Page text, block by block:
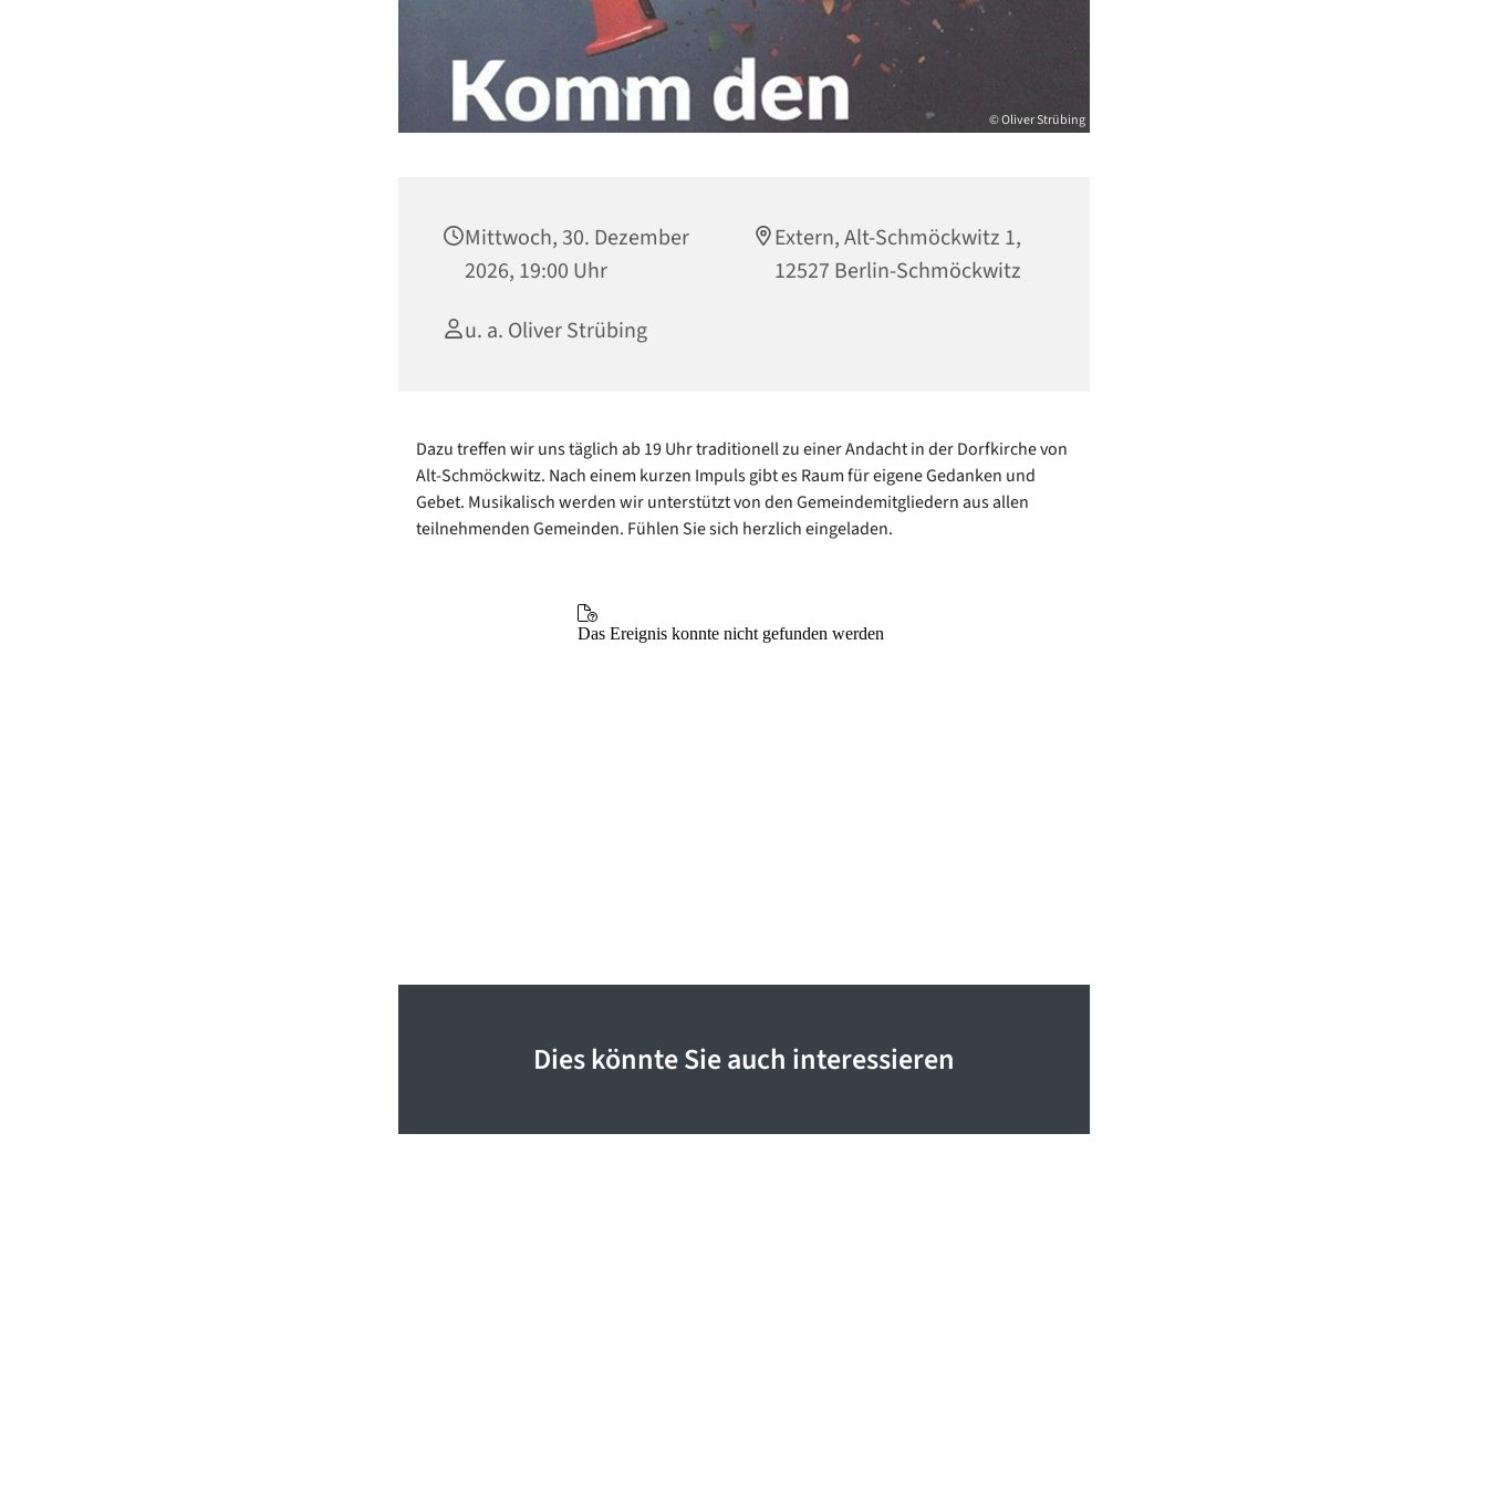
© Oliver Strübing
Mittwoch, 30. Dezember
2026, 19:00 Uhr
Extern, Alt-Schmöckwitz 1,
12527 Berlin-Schmöckwitz
u. a. Oliver Strübing
Dazu treffen wir uns täglich ab 19 Uhr traditionell zu einer Andacht in der Dorfkirche von
Alt-Schmöckwitz. Nach einem kurzen Impuls gibt es Raum für eigene Gedanken und
Gebet. Musikalisch werden wir unterstützt von den Gemeindemitgliedern aus allen
teilnehmenden Gemeinden. Fühlen Sie sich herzlich eingeladen.
Dies könnte Sie auch interessieren